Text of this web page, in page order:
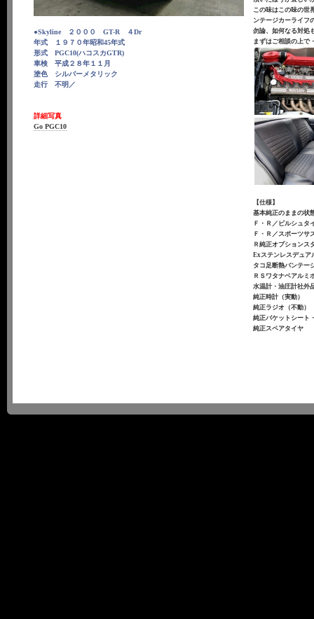
●Skyline ２０００ GT-R ４Dr
年式 １９７０年昭和45年式
形式 PGC10(ハコスカGTR)
車検 平成２８年１１月
塗色 シルバーメタリック
走行 不明／
詳細写真
Go PGC10
この味はこの味の世
ンテージカーライフ
勿論、如何なる対処
まずはご相談の上で
【仕様】
基本純正のままの状
Ｆ・Ｒ／ビルシュタ
Ｆ・Ｒ／スポーツサ
Ｒ純正オプションス
Exステンレスデュア
タコ足断熱バンテー
ＲＳワタナベアル
水温計・油圧計社外
純正時計（実動）
純正ラジオ（不動）
純正バケットシート
純正スペアタイヤ